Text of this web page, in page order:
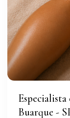
Buarque -